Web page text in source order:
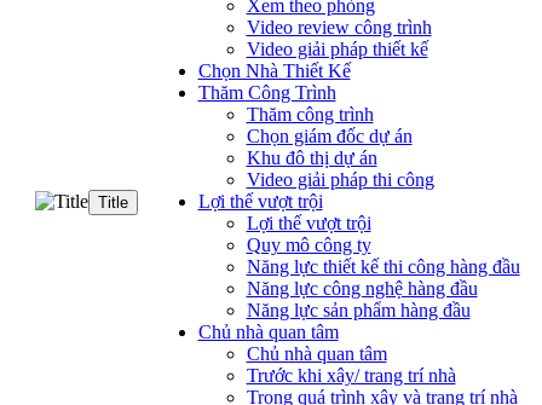
Title
Xem theo phòng
Video review công trình
Video giải pháp thiết kế
Chọn Nhà Thiết Kế
Thăm Công Trình
Thăm công trình
Chọn giám đốc dự án
Khu đô thị dự án
Video giải pháp thi công
Lợi thế vượt trội
Lợi thế vượt trội
Quy mô công ty
Năng lực thiết kế thi công hàng đầu
Năng lực công nghệ hàng đầu
Năng lực sản phẩm hàng đầu
Chủ nhà quan tâm
Chủ nhà quan tâm
Trước khi xây/ trang trí nhà
Trong quá trình xây và trang trí nhà